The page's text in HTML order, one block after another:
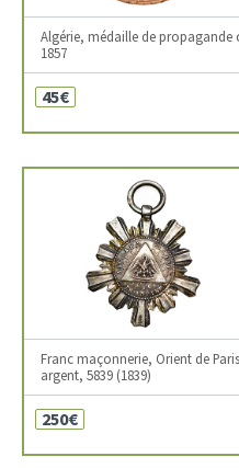
Algérie, médaille de
1857
45€
Franc maçonnerie, Orient de
argent, 5839 (1839)
250€